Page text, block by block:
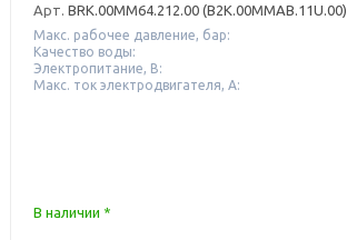
Арт. BRK.00MM64.212.00 (B2K.00MMAB.11U.00)
Макс. рабочее давление, бар:
Качество воды:
Электропитание, В:
Макс. ток электродвигателя, А:
В наличии *